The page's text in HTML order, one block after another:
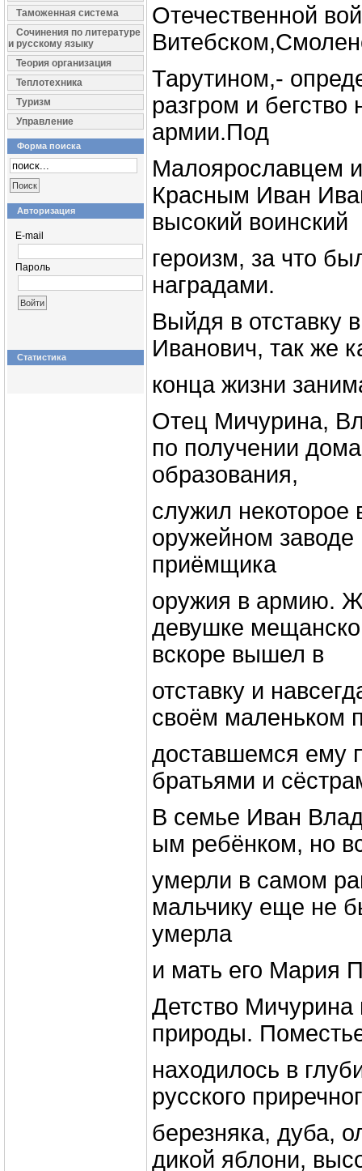
Таможенная система
Сочинения по литературе
и русскому языку
Теория организация
Теплотехника
Туризм
Управление
Форма поиска
Авторизация
E-mail
Пароль
Статистика
Отечественной
Тарутином,-
разгром и бегство
армии.Под
Малоярославцем
Красным Иван
высокий воинский
героизм, за что
наградами.
Выйдя в отставку
Иванович, так же
конца жизни
Отец Мичурина,
по получении
образования,
служил некоторое
оружейном заводе
приёмщика
оружия в армию.
девушке
вскоре вышел в
отставку и
своём маленьком
доставшемся ему
братьями и
В семье Иван
ым ребёнком, но
умерли в самом
мальчику еще не
умерла
и мать его Мария
Детство Мичурина
природы.
находилось в
русского
березняка, дуба,
дикой яблони,